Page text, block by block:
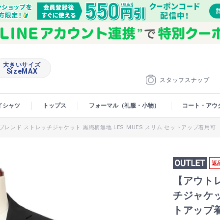
スタッフスナップ
大きいサイズ
SizeMAX
シャツ トップス フォーマル（礼服・小物） コート・アウ
レンド ストレッチジャケット 黒織柄無地 LES MUES スリム セットアップ着用可
返
【アウ
チジャケ
トアップ